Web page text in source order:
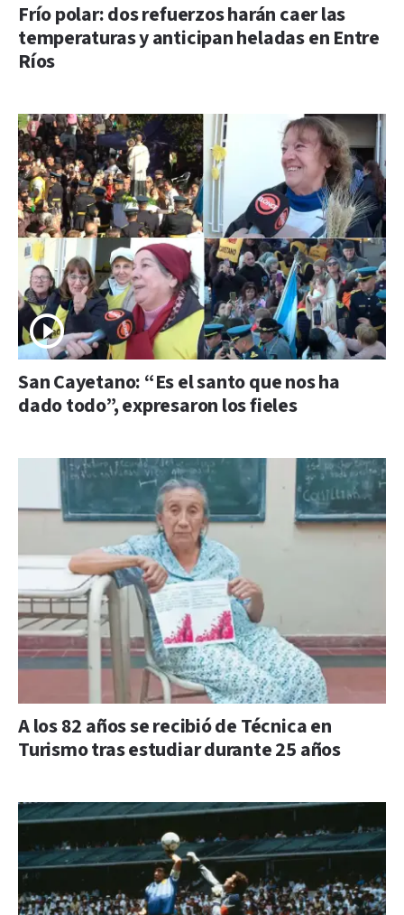
Frío polar: dos refuerzos harán caer las
temperaturas y anticipan heladas en Entre
Ríos
San Cayetano: “Es el santo que nos ha
dado todo”, expresaron los fieles
A los 82 años se recibió de Técnica en
Turismo tras estudiar durante 25 años